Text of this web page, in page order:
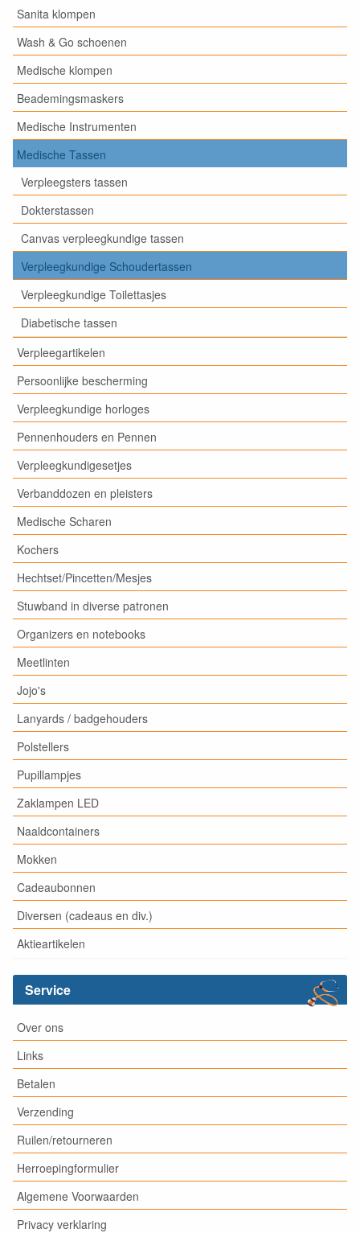
Sanita klompen
Wash & Go schoenen
Medische klompen
Beademingsmaskers
Medische Instrumenten
Medische Tassen
Verpleegsters tassen
Dokterstassen
Canvas verpleegkundige tassen
Verpleegkundige Schoudertassen
Verpleegkundige Toilettasjes
Diabetische tassen
Verpleegartikelen
Persoonlijke bescherming
Verpleegkundige horloges
Pennenhouders en Pennen
Verpleegkundigesetjes
Verbanddozen en pleisters
Medische Scharen
Kochers
Hechtset/Pincetten/Mesjes
Stuwband in diverse patronen
Organizers en notebooks
Meetlinten
Jojo's
Lanyards / badgehouders
Polstellers
Pupillampjes
Zaklampen LED
Naaldcontainers
Mokken
Cadeaubonnen
Diversen (cadeaus en div.)
Aktieartikelen
Service
Over ons
Links
Betalen
Verzending
Ruilen/retourneren
Herroepingformulier
Algemene Voorwaarden
Privacy verklaring